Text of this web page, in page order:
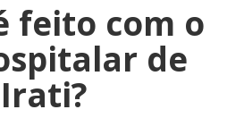
feito com o
de
Irati?